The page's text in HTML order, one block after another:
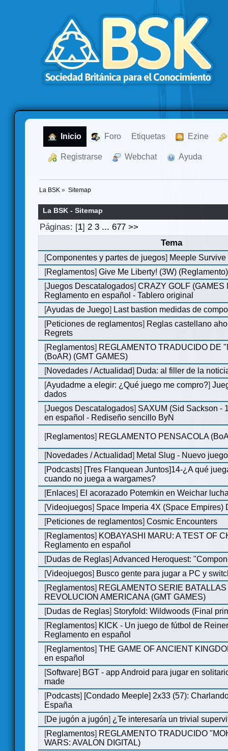
Inicio Foro Etiquetas Ezine
Registrarse Webchat Ayuda
La BSK » Sitemap
La BSK - Sitemap
Páginas: [1]2 3 ...677 >>
Tema
[Componentes y partes de juegos] Meeple
[Reglamentos]Give Me Liberty! (3W) (Reglamento)
[Juegos Descatalogados]CRAZY GOLF (GAMES
Reglamento en español - Tablero original
[Ayudas de Juego] Last bastion medidas de
[Peticiones de reglamentos] Reglas castellano
Regrets
[Reglamentos] REGLAMENTO TRADUCIDO DE
(BoAR) (GMT GAMES)
[Novedades / Actualidad] Duda: al filler de la
[Ayudadme a elegir: ¿Qué juego me compro?]
dados
[Juegos Descatalogados] SAXUM (Sid Sackson -
en español - Rediseño sencillo ByN
[Reglamentos] REGLAMENTO PENSACOLA
[Novedades / Actualidad] Metal Slug - Nuevo
[Podcasts] [Tres Flanquean Juntos]14-¿A qué
cuando no juega a wargames?
[Enlaces] El acorazado Potemkin en Weichar
[Videojuegos] Space Imperia 4X (Space Empires)
[Peticiones de reglamentos]Cosmic Encounters
[Reglamentos] KOBAYASHI MARU: A TEST OF
Reglamento en español
[Dudas de Reglas]Advanced Heroquest:
[Videojuegos] Busco gente para jugar a PC y
[Reglamentos] REGLAMENTO SERIE
REVOLUCION AMERICANA (GMT GAMES)
[Dudas de Reglas] Storyfold: Wildwoods (Final
[Reglamentos] KICK - Un juego de fútbol de
Reglamento en español
[Reglamentos]THE GAME OF ANCIENT
en español
[Software] BGT - app Android para jugar en
made
[Podcasts] [Condado Meeple] 2x33 (57):
España
[De jugón a jugón] ¿Te interesaría un trivial
[Reglamentos] REGLAMENTO TRADUCIDO
WARS: AVALON DIGITAL)